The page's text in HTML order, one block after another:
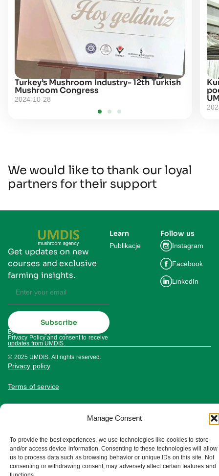
Manage Consent
To provide the best experiences, we use technologies like cookies to store
and/or access device information. Consenting to these technologies will allow
us to process data such as browsing behavior or unique IDs on this site. Not
consenting or withdrawing consent, may adversely affect certain features and
Turkey’s Mushroom Industry- 12th Turkish
Mushroom Congress
2024-10-28
We would like to thank our loyal
partners for their support
Get updates on new
courses and exclusive
farming insights.
Subscribe
By subscribing you agree to our
Privacy Policy and consent to receive
updates from UMDIS.
Learn
Publikacje
Follow us
Instagram
Facebook
LinkedIn
© 2025 UMDIS. All rights reserved.
Privacy policy
Terms of service